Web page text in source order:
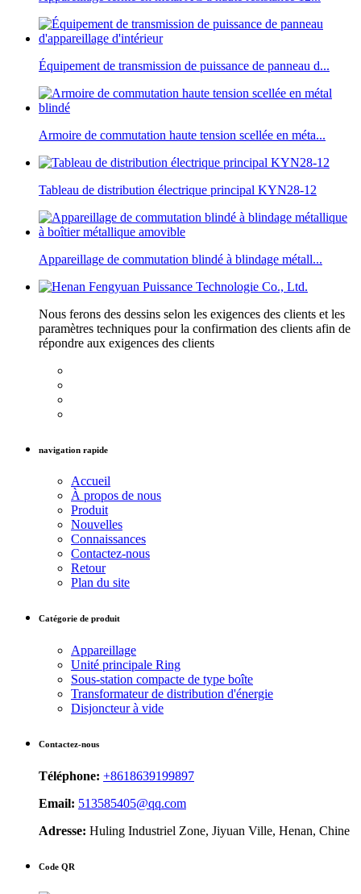
Équipement de transmission de puissance de panneau d...
Armoire de commutation haute tension scellée en méta...
Tableau de distribution électrique principal KYN28-12
Appareillage de commutation blindé à blindage métall...
Nous ferons des dessins selon les exigences des clients et les
paramètres techniques pour la confirmation des clients afin de
répondre aux exigences des clients
navigation rapide
Accueil
À propos de nous
Produit
Nouvelles
Connaissances
Contactez-nous
Retour
Plan du site
Catégorie de produit
Appareillage
Unité principale Ring
Sous-station compacte de type boîte
Transformateur de distribution d'énergie
Disjoncteur à vide
Contactez-nous
Téléphone: +8618639199897
Email: 513585405@qq.com
Adresse: Huling Industriel Zone, Jiyuan Ville, Henan, Chine
Code QR